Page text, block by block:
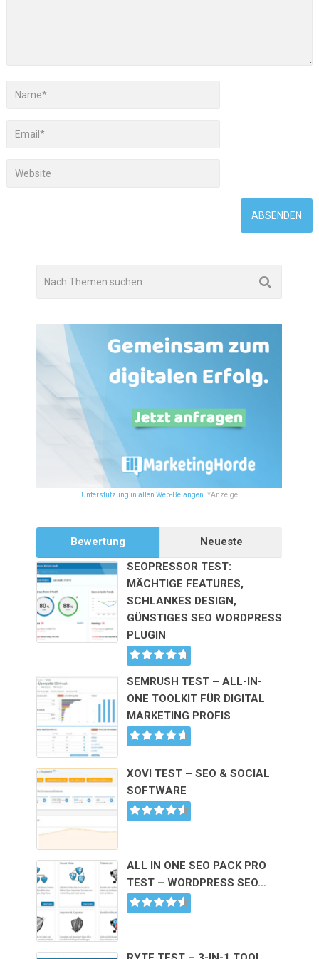
Unterstützung in allen Web-Belangen. *Anzeige
Bewertung
Neueste
SEOPRESSOR TEST:
MÄCHTIGE FEATURES,
SCHLANKES DESIGN,
GÜNSTIGES SEO WORDPRESS
PLUGIN
SEMRUSH TEST – ALL-IN-
ONE TOOLKIT FÜR DIGITAL
MARKETING PROFIS
XOVI TEST – SEO & SOCIAL
SOFTWARE
ALL IN ONE SEO PACK PRO
TEST – WORDPRESS SEO…